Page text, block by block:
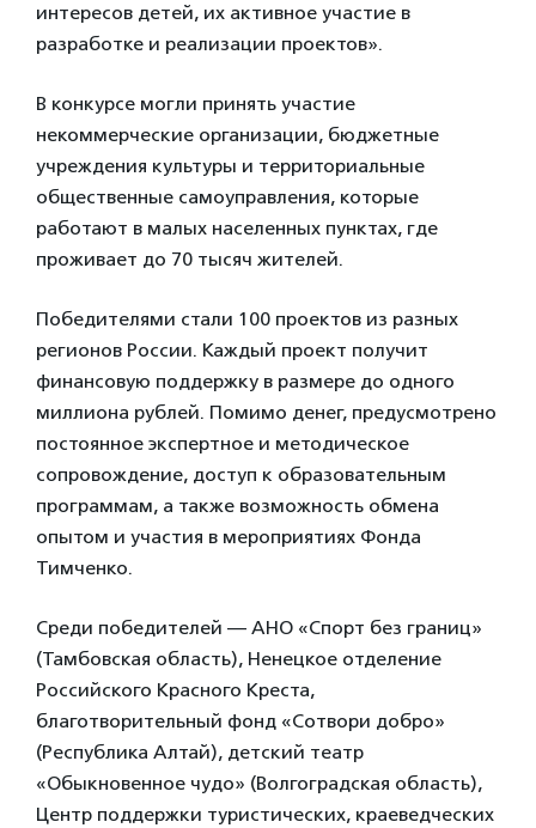
интересов детей, их активное участие в
разработке и реализации проектов».
В конкурсе могли принять участие
некоммерческие организации, бюджетные
учреждения культуры и территориальные
общественные самоуправления, которые
работают в малых населенных пунктах, где
проживает до 70 тысяч жителей.
Победителями стали 100 проектов из разных
регионов России. Каждый проект получит
финансовую поддержку в размере до одного
миллиона рублей. Помимо денег, предусмотрено
постоянное экспертное и методическое
сопровождение, доступ к образовательным
программам, а также возможность обмена
опытом и участия в мероприятиях Фонда
Тимченко.
Среди победителей — АНО «Спорт без границ»
(Тамбовская область), Ненецкое отделение
Российского Красного Креста,
благотворительный фонд «Сотвори добро»
(Республика Алтай), детский театр
«Обыкновенное чудо» (Волгоградская область),
Центр поддержки туристических, краеведческих